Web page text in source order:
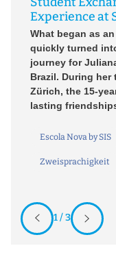
Experience at
What began as
quickly turned
journey for
Brazil. During her
Zürich, the 15-
lasting
Escola Nova by SIS
Zweisprachigkeit
1 / 3